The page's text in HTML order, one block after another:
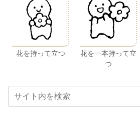
花を持って立つ
花を一本持って立
つ